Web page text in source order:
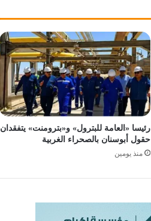
رئيسا «العامة للبترول» و«بترومنت» يتفقدان
حقول أبوسنان بالصحراء الغربية
منذ يومين